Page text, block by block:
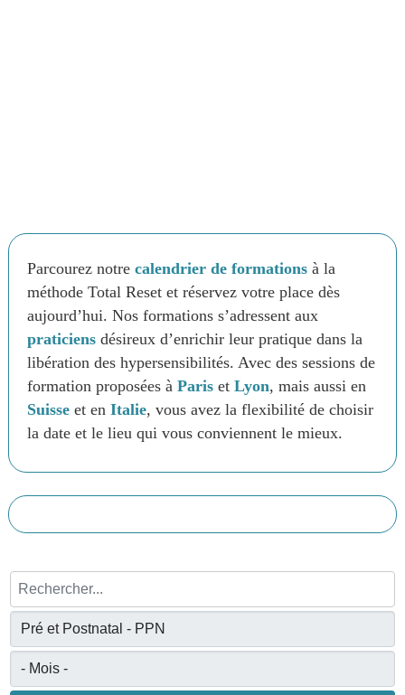
Parcourez notre calendrier de formationsà la
méthode Total Reset et réservez votre place dès
aujourd’hui. Nos formations s’adressent aux
praticiens désireux d’enrichir leur pratique dans la
libération des hypersensibilités. Avec des sessions de
formation proposées à Pariset Lyon, mais aussi en
Suisseet en Italie, vous avez la flexibilité de choisir
la date et le lieu qui vous conviennent le mieux.
Rechercher...